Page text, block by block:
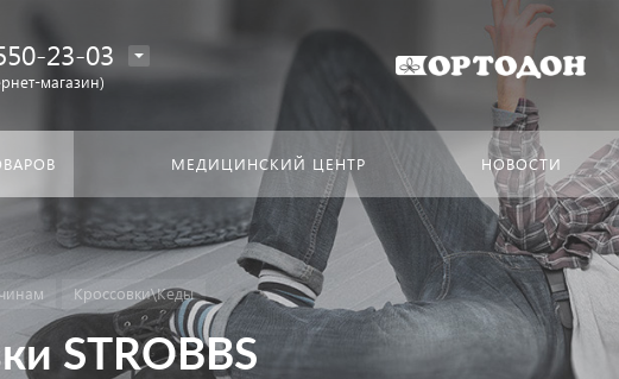
23-03
магазин)
МЕДИЦИНСКИЙ ЦЕНТР НОВОСТИ
Кроссовки\Кеды
STROBBS